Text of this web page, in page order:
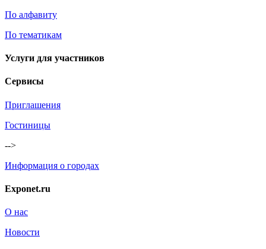
По алфавиту
По тематикам
Услуги для участников
Сервисы
Приглашения
Гостиницы
-->
Информация о городах
Exponet.ru
О нас
Новости